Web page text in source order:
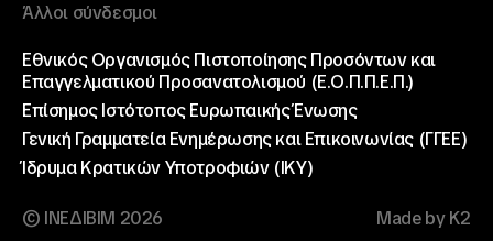
Άλλοι σύνδεσμοι
Εθνικός Οργανισμός Πιστοποίησης Προσόντων και
Επαγγελματικού Προσανατολισμού (Ε.Ο.Π.Π.Ε.Π.)
Επίσημος Ιστότοπος Ευρωπαικής Ένωσης
Γενική Γραμματεία Ενημέρωσης και Επικοινωνίας (ΓΓΕΕ)
Ίδρυμα Κρατικών Υποτροφιών (ΙΚΥ)
© ΙΝΕΔΙΒΙΜ 2026 Made by K2